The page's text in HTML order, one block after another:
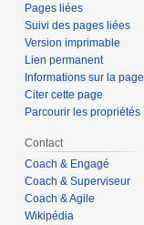
Pages liées
Suivi des pages liées
Version imprimable
Lien permanent
Informations sur la page
Citer cette page
Parcourir les propriétés
Contact
Coach & Engagé
Coach & Superviseur
Coach & Agile
Wikipédia